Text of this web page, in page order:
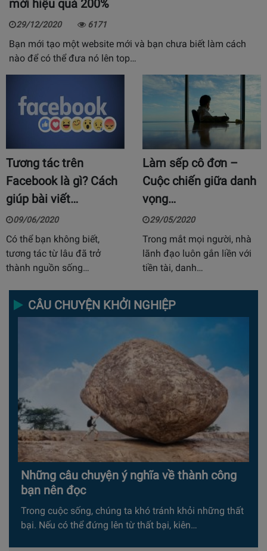
mới hiệu quả 200%
29/12/2020 6171
Bạn mới tạo một website mới và bạn chưa biết làm cách
nào để có thể đưa nó lên top…
Tương tác trên
Facebook là gì? Cách
giúp bài viết…
09/06/2020
Có thể bạn không biết,
tương tác từ lâu đã trở
thành nguồn sống…
Làm sếp cô đơn –
Cuộc chiến giữa danh
vọng…
29/05/2020
Trong mắt mọi người, nhà
lãnh đạo luôn gắn liền với
tiền tài, danh…
CÂU CHUYỆN KHỞI NGHIỆP
Những câu chuyện ý nghĩa về thành công
bạn nên đọc
Trong cuộc sống, chúng ta khó tránh khỏi những thất
bại. Nếu có thể đứng lên từ thất bại, kiên…